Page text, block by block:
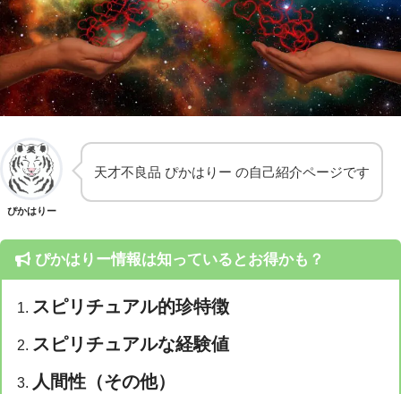
ぴかはりー
天才不良品 ぴかはりー の自己紹介ページです
ぴかはりー情報は知っているとお得かも？
スピリチュアル的珍特徴
スピリチュアルな経験値
人間性（その他）